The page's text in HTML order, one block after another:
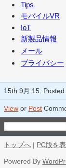
Tips
モバイルVR
IoT
新製品情報
メール
プライバシー
15th 9月 15. Posted
View or Post
トップへ | PC版を
Powered By